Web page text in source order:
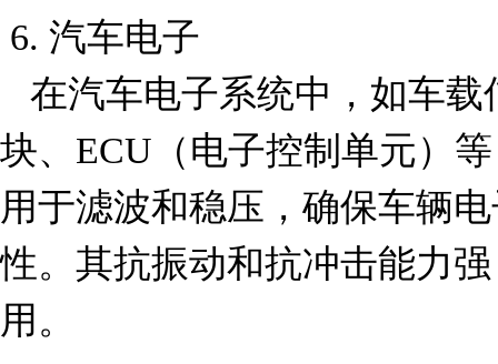
块、ECU（电子控制单元）等
用于滤波和稳压，确保车辆
性。其抗振动和抗冲击能力
用。